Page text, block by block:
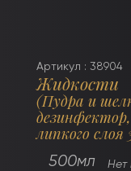
Артикул : 38904
Жидкости
(Пудра и
липкого слоя
500мл Нет